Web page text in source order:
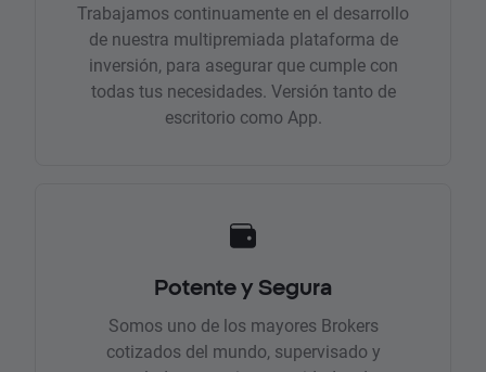
Trabajamos continuamente en el desarrollo
de nuestra multipremiada plataforma de
inversión, para asegurar que cumple con
todas tus necesidades. Versión tanto de
escritorio como App.
Potente y Segura
Somos uno de los mayores Brokers
cotizados del mundo, supervisado y